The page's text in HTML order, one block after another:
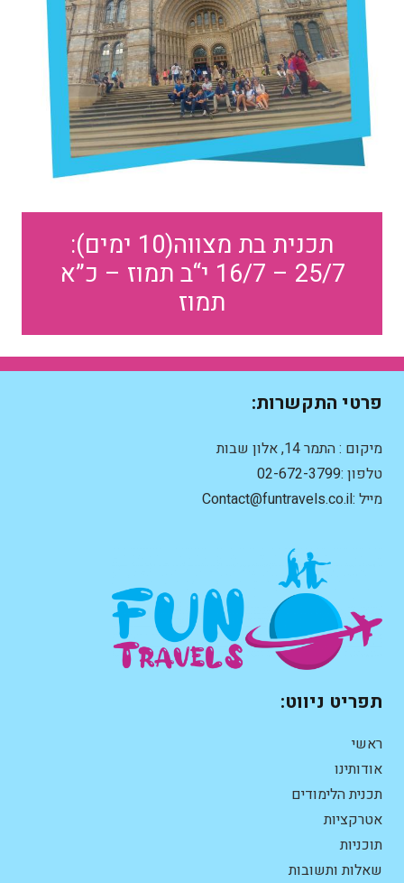
תכנית בת מצווה(10 ימים):
25/7 – 16/7 י“ב תמוז – כ”א
תמוז
פרטי התקשרות:
מיקום : התמר 14, אלון שבות
טלפון :02-672-3799
מייל :Contact@funtravels.co.il
תפריט ניווט:
ראשי
אודותינו
תכנית הלימודים
אטרקציות
תוכניות
שאלות ותשובות